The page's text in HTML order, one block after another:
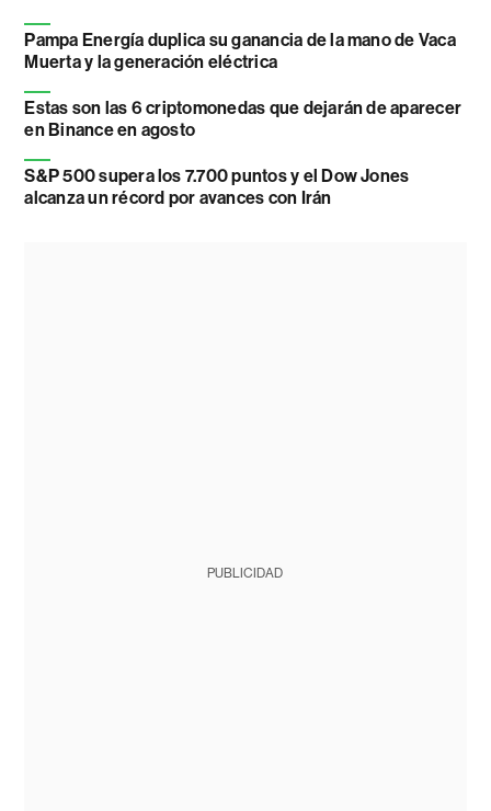
Pampa Energía duplica su ganancia de la mano de Vaca
Muerta y la generación eléctrica
Estas son las 6 criptomonedas que dejarán de aparecer
en Binance en agosto
S&P 500 supera los 7.700 puntos y el Dow Jones
alcanza un récord por avances con Irán
PUBLICIDAD